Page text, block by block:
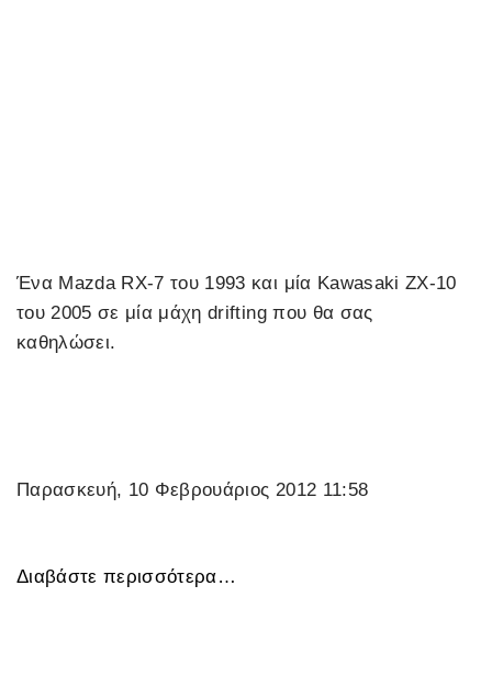
Ένα Mazda RX-7 του 1993 και μία Kawasaki ΖΧ-10
του 2005 σε μία μάχη drifting που θα σας
καθηλώσει.
Παρασκευή, 10 Φεβρουάριος 2012 11:58
Διαβάστε περισσότερα…